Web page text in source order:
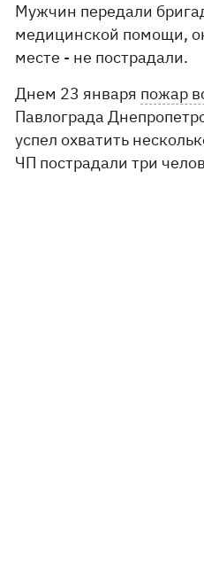
Мужчин передали
медицинской помощи,
месте - не пострадали.
Днем 23 января пожар
Павлограда
успел охватить
ЧП пострадали три